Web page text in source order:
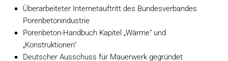
Überarbeiteter Internetauftritt des Bundesverbandes
Porenbetonindustrie
Porenbeton-Handbuch Kapitel „Wärme“ und
„Konstruktionen"
Deutscher Ausschuss für Mauerwerk gegründet